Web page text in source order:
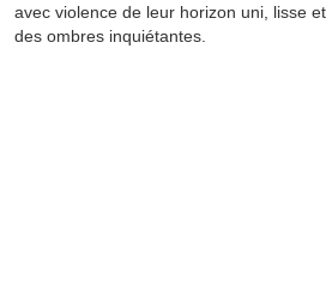
avec violence de leur horizon uni, lisse
des ombres inquiétantes.